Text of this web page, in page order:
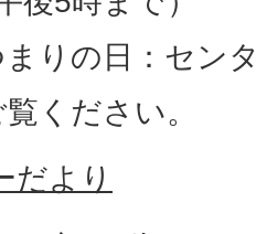
りの日：セン
ください。
だより